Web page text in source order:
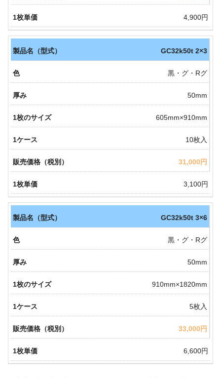
4,900円
GC32k50t 2×3
黒・グ・Rグ
50mm
605mm×910mm
10枚入
31,000円
3,100円
GC32k50t 3×6
黒・グ・Rグ
50mm
910mm×1820mm
5枚入
33,000円
6,600円